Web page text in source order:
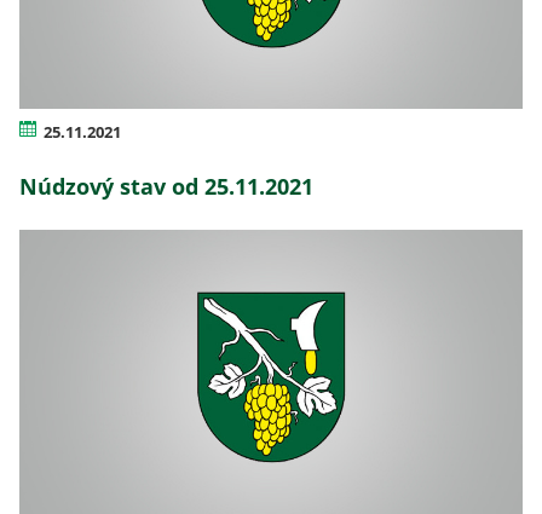
25.11.2021
Núdzový stav od 25.11.2021